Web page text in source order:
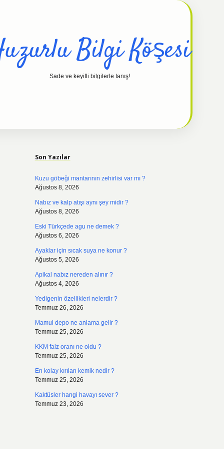
Bilgi Köşesi
Sade ve keyifli bilgilerle tanış!
Son Yazılar
Kuzu göbeği mantarının zehirlisi var mı ?
Ağustos 8, 2026
Nabız ve kalp atışı aynı şey midir ?
Ağustos 8, 2026
Eski Türkçede agu ne demek ?
Ağustos 6, 2026
Ayaklar için sıcak suya ne konur ?
Ağustos 5, 2026
Apikal nabız nereden alınır ?
Ağustos 4, 2026
Yedigenin özellikleri nelerdir ?
Temmuz 26, 2026
Mamul depo ne anlama gelir ?
Temmuz 25, 2026
KKM faiz oranı ne oldu ?
Temmuz 25, 2026
En kolay kırılan kemik nedir ?
Temmuz 25, 2026
Kaktüsler hangi havayı sever ?
Temmuz 23, 2026